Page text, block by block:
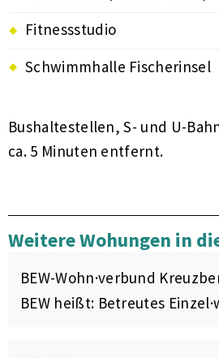
Fitnessstudio
Schwimmhalle Fischerinsel
Bushaltestellen, S- und U-
ca. 5 Minuten entfernt.
Weitere Wohungen in
BEW-Wohn·verbund
BEW heißt: Betreutes